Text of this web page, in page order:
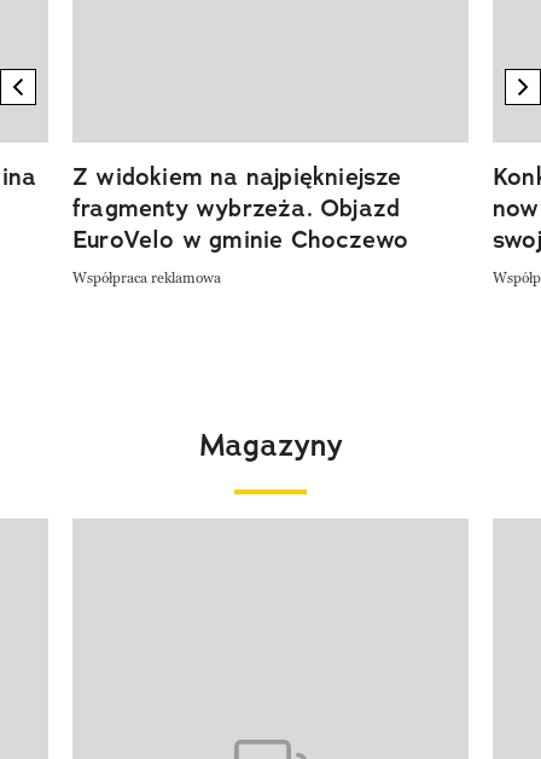
previous element
Z widokiem na najpiękniejsze
fragmenty wybrzeża. Objazd
EuroVelo w gminie Choczewo
Współpraca reklamowa
Magazyny